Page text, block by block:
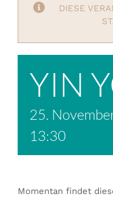
DIESE
YIN
25.
13:30
Momentan findet